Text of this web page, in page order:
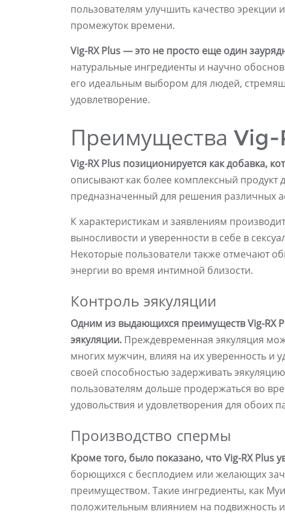
пользователям улучшить качество эрекции
промежуток времени.
Vig-RX Plus — это не просто еще один
натуральные ингредиенты и научно
его идеальным выбором для людей,
удовлетворение.
Преимущества Vig-
Vig-RX Plus позиционируется как добавка,
описывают как более комплексный продукт
предназначенный для решения различных
К характеристикам и заявлениям
выносливости и уверенности в себе в
Некоторые пользователи также отмечают
энергии во время интимной близости.
Контроль эякуляции
Одним из выдающихся преимуществ Vig-RX
эякуляции. Преждевременная эякуляция
многих мужчин, влияя на их уверенность и
своей способностью задерживать
пользователям дольше продержаться во
удовольствия и удовлетворения для обоих
Производство спермы
Кроме того, было показано, что Vig-RX Plus
борющихся с бесплодием или желающих
преимуществом. Такие ингредиенты, как
положительным влиянием на подвижность